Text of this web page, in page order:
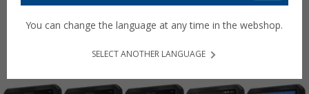
You can change the language at any time in the webshop.
SELECT ANOTHER LANGUAGE